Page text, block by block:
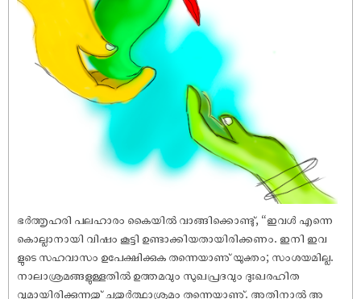
ഭർത്തൃഹരി പലഹാരം കൈയിൽ വാങ്ങിക്കൊണ്ടു്, “ഇവൾ എന്നെ
കൊല്ലാനായി വിഷം കൂട്ടി ഉണ്ടാക്കിയതായിരിക്കണം. ഇനി ഇവ
ളുടെ സഹവാസം ഉപേക്ഷിക്കുക തന്നെയാണു് യുക്തം; സംശയമില്ല.
നാലാശ്രമങ്ങളുള്ളതിൽ ഉത്തമവും സുഖപ്രദവും ദുഃഖരഹിത
വുമായിരിക്കുന്നതു് ചതുർത്ഥാശ്രമം തന്നെയാണു്. അതിനാൽ അ